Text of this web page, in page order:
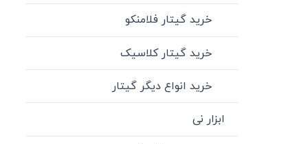
خرید گیتار فلامنکو
خرید گیتار کلاسیک
خرید انواع دیگر گیتار
ابزار نی